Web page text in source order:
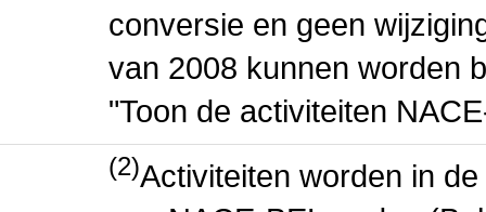
conversie en geen
van 2008 kunnen worden
"Toon de activiteiten
(2)Activiteiten worden in